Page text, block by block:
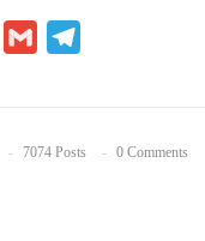
Email Gmail
7074 Posts 0 Comments